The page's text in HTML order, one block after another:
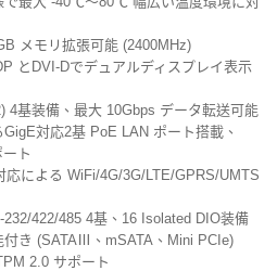
メモリ拡張可能 (2400MHz)
とDVI-Dでデュアルディスプレイ表示
4基装備、最大 10Gbps データ転送可能
対応2基 PoE LAN ポート搭載、
ト
応による WiFi/4G/3G/LTE/GPRS/UMTS
232/422/485 4基、16 Isolated DIO装備
付き (SATAⅢ、mSATA、Mini PCIe)
2.0 サポート